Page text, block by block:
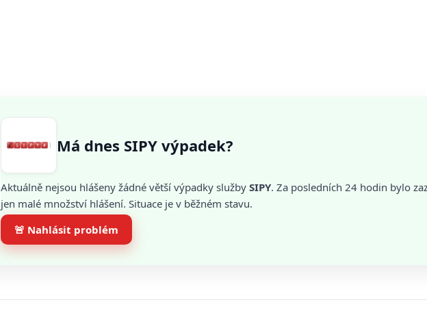
Má dnes SIPY výpadek?
Aktuálně nejsou hlášeny žádné větší výpadky služby SIPY. Za posledních 24 hodin bylo
jen malé množství hlášení. Situace je v běžném stavu.
🚨 Nahlásit problém